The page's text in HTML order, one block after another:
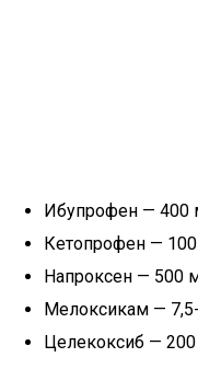
Ибупрофен — 400
Кетопрофен —
Напроксен — 500
Мелоксикам —
Целекоксиб — 200